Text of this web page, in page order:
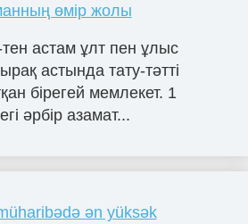
өмір жолы
астам ұлт пен ұлыс
астында тату-тәтті
бірегей мемлекет. 1
әрбір азамат...
ən yüksək